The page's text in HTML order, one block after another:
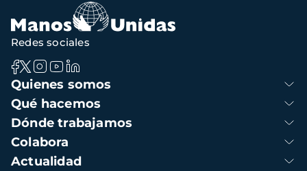
navegación
Navegación
principal
Quienes somos
Qué hacemos
Dónde trabajamos
Colabora
Actualidad
Redes sociales